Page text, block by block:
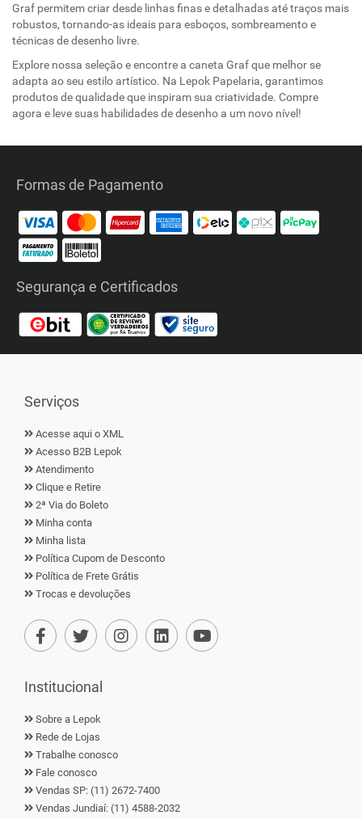
Graf permitem criar desde linhas finas e detalhadas até traços mais
robustos, tornando-as ideais para esboços, sombreamento e
técnicas de desenho livre.
Explore nossa seleção e encontre a caneta Graf que melhor se
adapta ao seu estilo artístico. Na Lepok Papelaria, garantimos
produtos de qualidade que inspiram sua criatividade. Compre
agora e leve suas habilidades de desenho a um novo nível!
Formas de Pagamento
Segurança e Certificados
Serviços
Acesse aqui o XML
Acesso B2B Lepok
Atendimento
Clique e Retire
2ª Via do Boleto
Minha conta
Minha lista
Política Cupom de Desconto
Política de Frete Grátis
Trocas e devoluções
Institucional
Sobre a Lepok
Rede de Lojas
Trabalhe conosco
Fale conosco
Vendas SP: (11) 2672-7400
Vendas Jundiaí: (11) 4588-2032